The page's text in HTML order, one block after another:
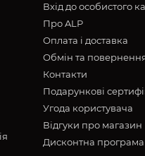
Вхід до особистого
Про ALP
Оплата і доставка
Обмін та
Контакти
Подарункові
Угода користувача
Відгуки про магазин
Дисконтна програма